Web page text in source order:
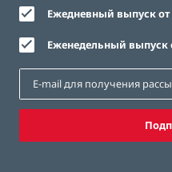
Ежедневный выпуск
Еженедельный выпуск